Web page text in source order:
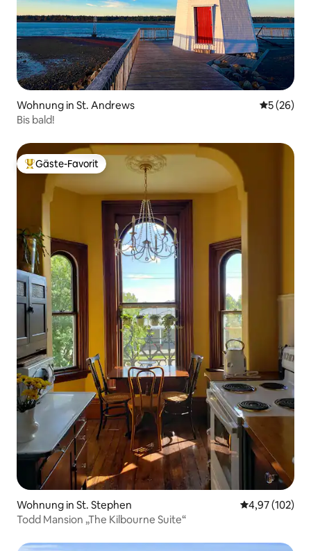
Wohnung in St. Andrews
5 (26)
Bis bald!
Beliebter Gäste-Favorit.
Gäste-Favorit
Wohnung in St. Stephen
4,97 (102)
Todd Mansion „The Kilbourne Suite“